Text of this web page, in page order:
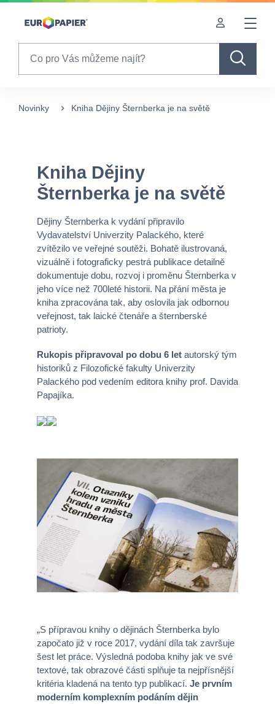
Table Of Content
Kniha Dějiny Šternberka je na světě
Novinky Kniha Dějiny Šternberka je na světě
Kniha Dějiny
Šternberka je na světě
Dějiny Šternberka k vydání připravilo
Vydavatelství Univerzity Palackého, které
zvítězilo ve veřejné soutěži. Bohatě ilustrovaná,
vizuálně i fotograficky pestrá publikace detailně
dokumentuje dobu, rozvoj i proměnu Šternberka v
jeho více než 700leté historii. Na přání města je
kniha zpracována tak, aby oslovila jak odbornou
veřejnost, tak laické čtenáře a šternberské
patrioty.
Rukopis připravoval po dobu 6 let autorský tým
historiků z Filozofické fakulty Univerzity
Palackého pod vedením editora knihy prof. Davida
Papajíka.
„S přípravou knihy o dějinách Šternberka bylo
započato již v roce 2017, vydání díla tak završuje
šest let práce. Výsledná podoba knihy jak ve své
textové, tak obrazové části splňuje ta nejpřísnější
kritéria kladená na tento typ publikací. Je prvním
moderním komplexním podáním dějin